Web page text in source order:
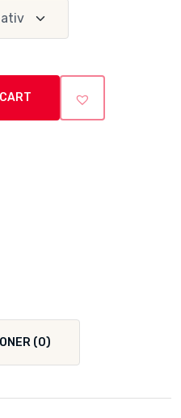
(0)